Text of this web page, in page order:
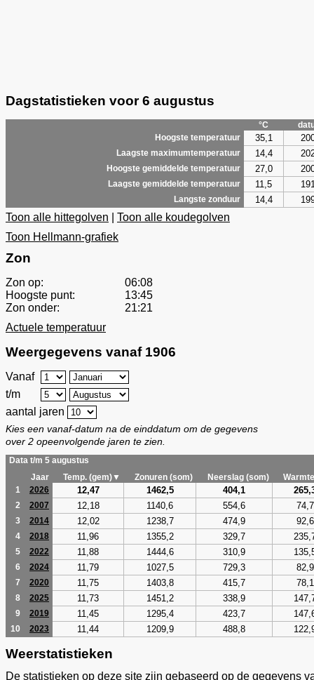
Dagstatistieken voor 6 augustus
°C
Hoogste temperatuur
35,1
Laagste maximumtemperatuur 14,4
Hoogste gemiddelde temperatuur 27,0
Laagste gemiddelde temperatuur 11,5
Langste zonduur 14,4
Toon alle hittegolven
Toon alle koudegolven
Toon Hellmann-grafiek
Zon
Zon op:
06:08
Hoogste punt:
13:45
Zon onder:
21:21
Actuele temperatuur
Weergegevens vanaf 1906
Vanaf
t/m
aantal jaren
Kies een vanaf-datum na de einddatum om de gegevens
over 2 opeenvolgende jaren te zien.
Data t/m 5 augustus
Jaar
Temp. (gem)▼ Zonuren (som) Neerslag (som)
1
2026 12,47 1462,5 404,1
2 2007 12,18 1140,6 554,6 74,7
3 2014 12,02 1238,7 474,9 92,6
4 2018 11,96 1355,2 329,7
5 2022 11,88 1444,6 310,9
6 2024 11,79 1027,5 729,3 82,9
7 2020 11,75 1403,8 415,7 78,1
8 2025 11,73 1451,2 338,9
9 2019 11,45 1295,4 423,7
10 2023 11,44 1209,9 488,8
Weerstatistieken
De statistieken op deze site zijn gebaseerd op de gegevens